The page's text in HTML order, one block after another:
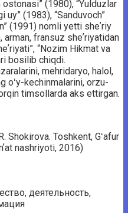
ostonasi” (1980), “Yulduzlar
uy” (1983), “Sanduvoch”
(1991) nomli yetti sheʼriy
fransuz sheʼriyatidan
“Nozim Hikmat va
bosilib chiqdi.
mehridaryo, halol,
oʻy-kechinmalarini, orzu-
timsollarda aks ettirgan.
Shokirova. Toshkent, Gʻafur
nashriyoti, 2016)
деятельность,